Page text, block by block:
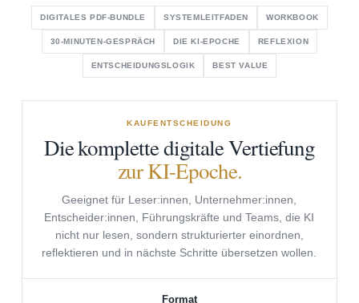
DIGITALES PDF-BUNDLE SYSTEMLEITFADEN WORKBOOK
30-MINUTEN-GESPRÄCH DIE KI-EPOCHE REFLEXION
ENTSCHEIDUNGSLOGIK BEST VALUE
KAUFENTSCHEIDUNG
Die komplette digitale Vertiefung
zur KI-Epoche.
Geeignet für Leser:innen, Unternehmer:innen,
Entscheider:innen, Führungskräfte und Teams, die KI
nicht nur lesen, sondern strukturierter einordnen,
reflektieren und in nächste Schritte übersetzen wollen.
Format